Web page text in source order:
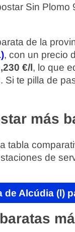
Sin Plomo
de la
, con un precio
€/l, lo que
Si te pilla de
más
tabla
de
de Alcúdia (l)